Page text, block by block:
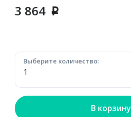
3 864 p
Выберите количество:
В корзину